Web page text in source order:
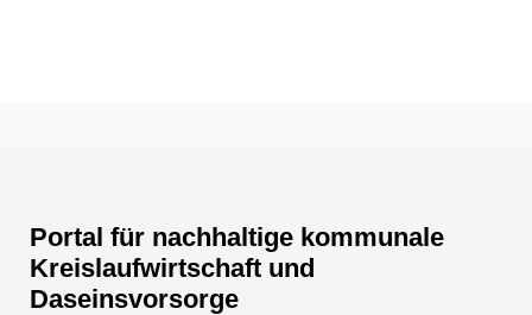
Portal für nachhaltige kommunale
Kreislaufwirtschaft und
Daseinsvorsorge